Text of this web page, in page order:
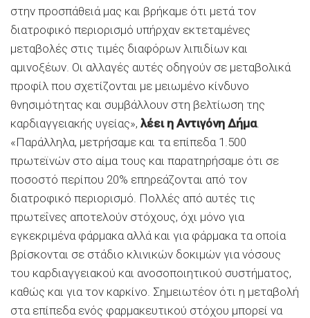
στην προσπάθειά μας και βρήκαμε ότι μετά τον
διατροφικό περιορισμό υπήρχαν εκτεταμένες
μεταβολές στις τιμές διαφόρων λιπιδίων και
αμινοξέων. Οι αλλαγές αυτές οδηγούν σε μεταβολικά
προφίλ που σχετίζονται με μειωμένο κίνδυνο
θνησιμότητας και συμβάλλουν στη βελτίωση της
καρδιαγγειακής υγείας», λέει η Αντιγόνη Δήμα.
«Παράλληλα, μετρήσαμε και τα επίπεδα 1.500
πρωτεϊνών στο αίμα τους και παρατηρήσαμε ότι σε
ποσοστό περίπου 20% επηρεάζονται από τον
διατροφικό περιορισμό. Πολλές από αυτές τις
πρωτεΐνες αποτελούν στόχους, όχι μόνο για
εγκεκριμένα φάρμακα αλλά και για φάρμακα τα οποία
βρίσκονται σε στάδιο κλινικών δοκιμών για νόσους
του καρδιαγγειακού και ανοσοποιητικού συστήματος,
καθώς και για τον καρκίνο. Σημειωτέον ότι η μεταβολή
στα επίπεδα ενός φαρμακευτικού στόχου μπορεί να